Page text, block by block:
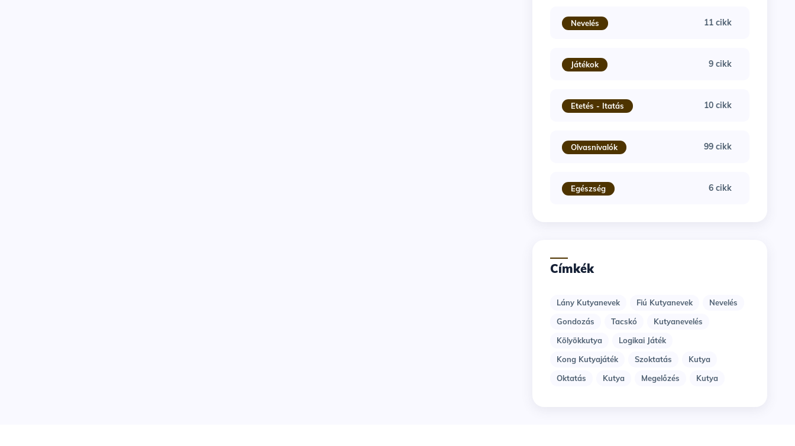
Nevelés 11 cikk
Játékok 9 cikk
Etetés - Itatás 10 cikk
Olvasnivalók 99 cikk
Egészség 6 cikk
Címkék
Lány Kutyanevek Fiú Kutyanevek
Nevelés
Gondozás
Tacskó
Kutyanevelés
Kölyökkutya
Logikai Játék
Kong Kutyajáték
Szoktatás
Kutya
Oktatás
Kutya Megelőzés Kutya